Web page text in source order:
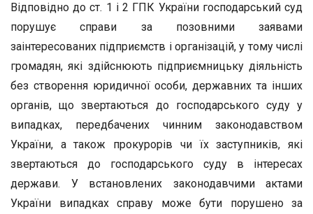
Відповідно до ст. 1 і 2 ГПК України господарський суд
порушує справи за позовними заявами
заінтересованих підприємств і організацій, у тому числі
громадян, які здійснюють підприємницьку діяльність
без створення юридичної особи, державних та інших
органів, що звертаються до господарського суду у
випадках, передбачених чинним законодавством
України, а також прокурорів чи їх заступників, які
звертаються до господарського суду в інтересах
держави. У встановлених законодавчими актами
України випадках справу може бути порушено за